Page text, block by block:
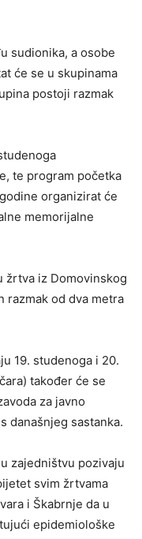
sudionika, a osobe
će se u skupinama
postoji razmak
te program početka
organizirat će
memorijalne
žrtva iz Domovinskog
razmak od dva metra
19. studenoga i 20.
također će se
za javno
današnjeg sastanka.
zajedništvu pozivaju
svim žrtvama
i Škabrnje da u
epidemiološke